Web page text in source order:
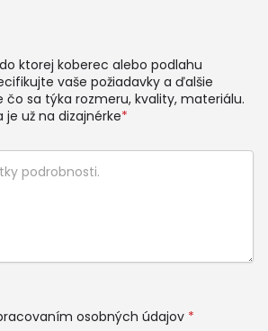
ktorej koberec alebo podlahu
vaše požiadavky a ďalšie
čo sa týka rozmeru, kvality, materiálu.
už na dizajnérke*
osobných údajov *